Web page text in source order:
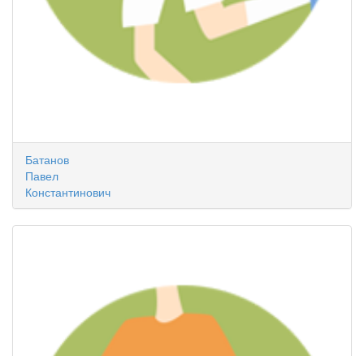
Батанов
Павел
Константинович